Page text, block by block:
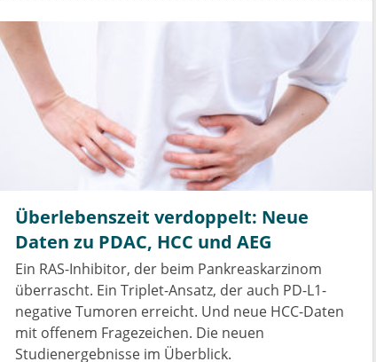
Überlebenszeit verdoppelt: Neue
Daten zu PDAC, HCC und AEG
Ein RAS-Inhibitor, der beim Pankreaskarzinom
überrascht. Ein Triplet-Ansatz, der auch PD-L1-
negative Tumoren erreicht. Und neue HCC-Daten
mit offenem Fragezeichen. Die neuen
Studienergebnisse im Überblick.